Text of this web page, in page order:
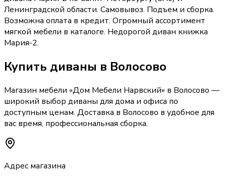
Ленинградской области. Самовывоз. Подъем и сборка.
Возможна оплата в кредит. Огромный ассортимент
мягкой мебели в каталоге. Недорогой диван книжка
Мария-2.
Купить диваны в Волосово
Магазин мебели «Дом Мебели Нарвский» в Волосово —
широкий выбор диваны для дома и офиса по
доступным ценам. Доставка в Волосово в удобное для
вас время, профессиональная сборка.
Адрес магазина